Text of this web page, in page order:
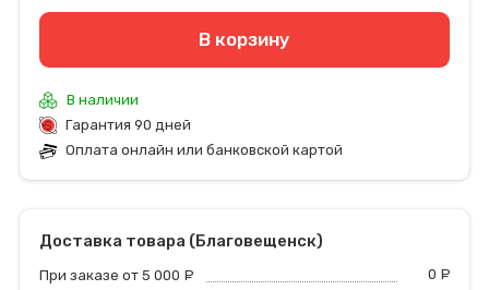
В корзину
В наличии
Гарантия 90 дней
Оплата онлайн или банковской картой
Доставка товара (Благовещенск)
При заказе от 5 000 0